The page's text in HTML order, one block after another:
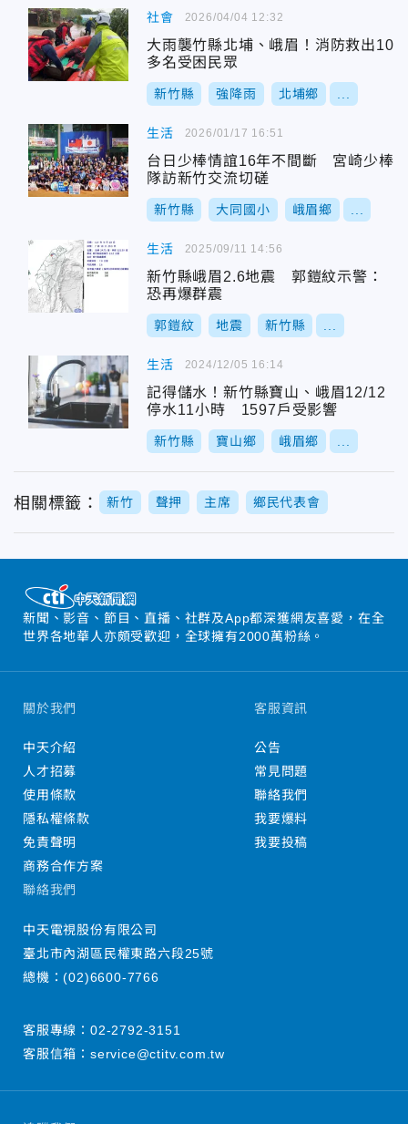
社會
大雨襲竹縣北埔、峨眉！消防救出10
多名受困民眾
新竹縣 強降雨 北埔鄉
2026/04/04 12:32
生活
台日少棒情誼16年不間斷 宮崎少棒
隊訪新竹交流切磋
新竹縣 大同國小 峨眉鄉
2026/01/17 16:51
生活
新竹縣峨眉2.6地震 郭鎧紋示警：
恐再爆群震
郭鎧紋 地震 新竹縣
2025/09/11 14:56
生活
記得儲水！新竹縣寶山、峨眉12/12
停水11小時 1597戶受影響
新竹縣 寶山鄉 峨眉鄉
2024/12/05 16:14
相關標籤： 新竹 聲押 主席 鄉民代表會
新聞、影音、節目、直播、社群及App都深獲網友喜愛，在全
世界各地華人亦頗受歡迎，全球擁有2000萬粉絲。
關於我們
中天介紹
人才招募
使用條款
隱私權條款
免責聲明
商務合作方案
客服資訊
公告
常見問題
聯絡我們
我要爆料
我要投稿
聯絡我們
中天電視股份有限公司
臺北市內湖區民權東路六段25號
總機：(02)6600-7766
客服專線： 02-2792-3151
客服信箱： service@ctitv.com.tw